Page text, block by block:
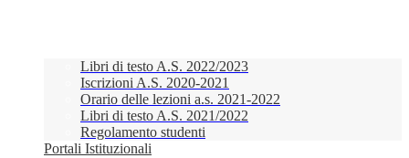
Libri di testo A.S. 2022/2023
Iscrizioni A.S. 2020-2021
Orario delle lezioni a.s. 2021-2022
Libri di testo A.S. 2021/2022
Regolamento studenti
Portali Istituzionali